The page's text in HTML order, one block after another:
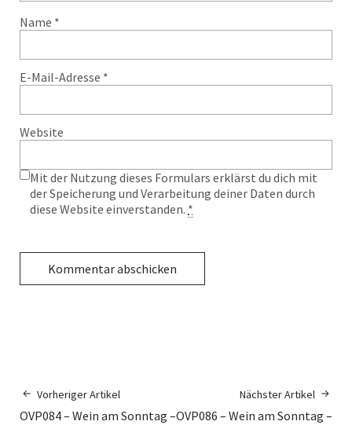
Name *
E-Mail-Adresse *
Website
Mit der Nutzung dieses Formulars erklärst du dich mit
der Speicherung und Verarbeitung deiner Daten durch
diese Website einverstanden. *
Vorheriger Artikel
OVP084 – Wein am Sonntag –
Nächster Artikel
OVP086 – Wein am Sonntag –